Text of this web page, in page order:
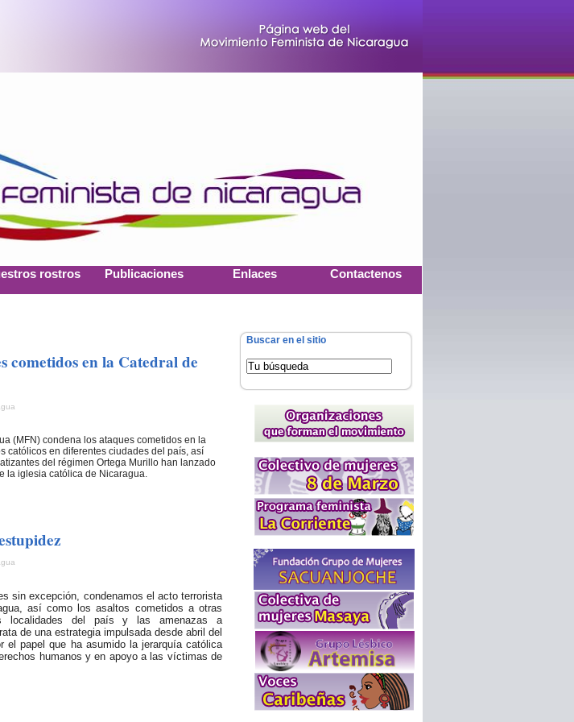
rostros Publicaciones Enlaces Contactenos
cometidos en la Catedral de
(MFN) condena los ataques cometidos en la
católicos en diferentes ciudades del país, así
del régimen Ortega Murillo han lanzado
la iglesia católica de Nicaragua.
sin excepción, condenamos el acto terrorista
así como los asaltos cometidos a otras
localidades del país y las amenazas a
de una estrategia impulsada desde abril del
el papel que ha asumido la jerarquía católica
humanos y en apoyo a las víctimas de
Buscar en el sitio